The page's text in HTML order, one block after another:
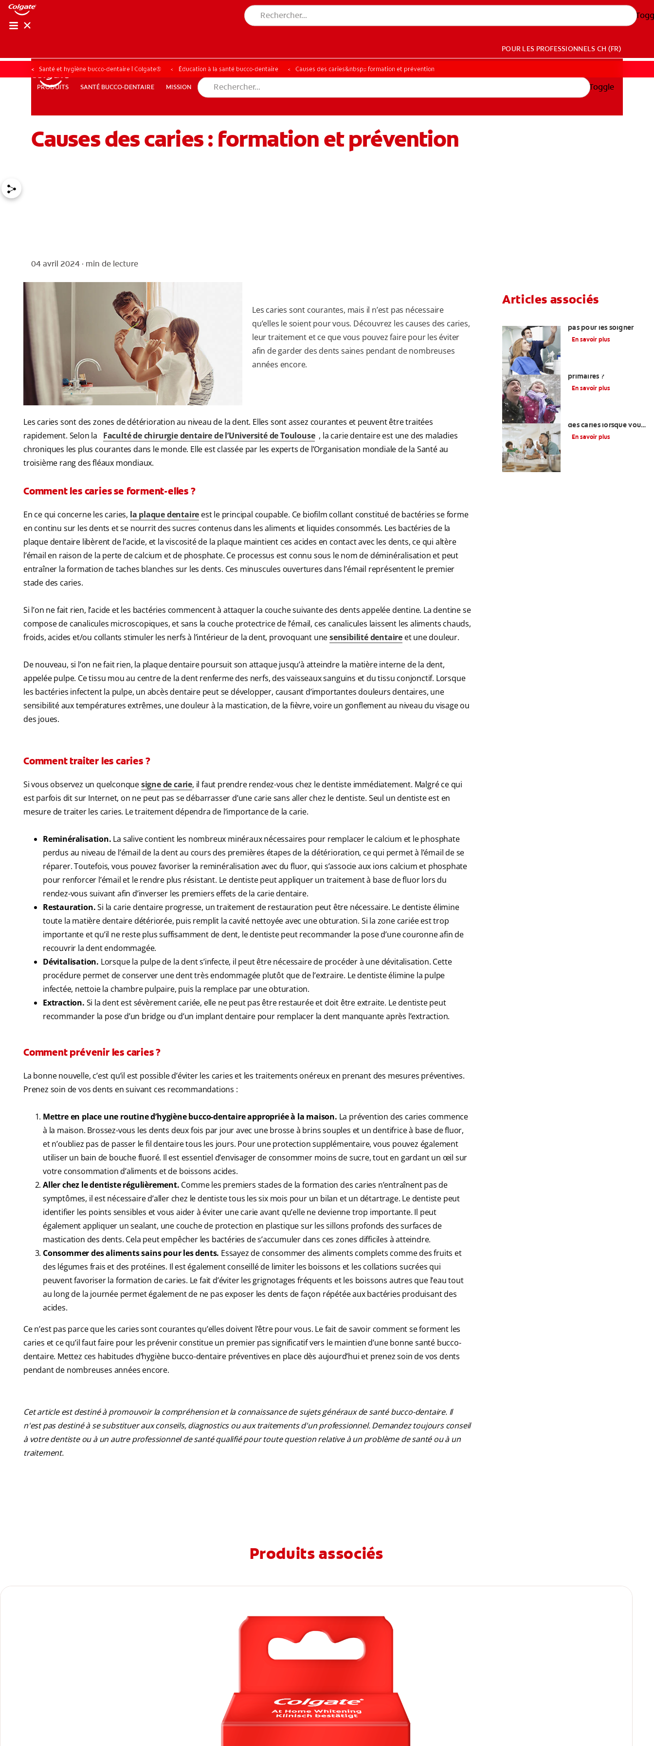
PRODUITS SANTÉ BUCCO-DENTAIRE MISSION
POUR LES PROFESSIONNELS CH (FR)
POUR LES PROFESSIONNELS CH (FR)
PRODUITS SANTÉ BUCCO-DENTAIRE MISSION Toggle
Santé et hygiène bucco-dentaire | Colgate® Éducation à la santé bucco-dentaire Causes des caries&nbsp;: formation et prévention
Causes des caries : formation et prévention
04 avril 2024 · min de lecture
Les caries sont courantes, mais il n’est pas nécessaire
qu’elles le soient pour vous. Découvrez les causes des caries,
leur traitement et ce que vous pouvez faire pour les éviter
afin de garder des dents saines pendant de nombreuses
années encore.
Les caries sont des zones de détérioration au niveau de la dent. Elles sont assez courantes et peuvent être traitées
rapidement. Selon la
Faculté de chirurgie dentaire de l’Université de Toulouse , la carie dentaire est une des maladies
chroniques les plus courantes dans le monde. Elle est classée par les experts de l’Organisation mondiale de la Santé au
troisième rang des fléaux mondiaux.
Comment les caries se forment-elles ?
En ce qui concerne les caries, la plaque dentaire est le principal coupable. Ce biofilm collant constitué de bactéries se forme
en continu sur les dents et se nourrit des sucres contenus dans les aliments et liquides consommés. Les bactéries de la
plaque dentaire libèrent de l’acide, et la viscosité de la plaque maintient ces acides en contact avec les dents, ce qui altère
l’émail en raison de la perte de calcium et de phosphate. Ce processus est connu sous le nom de déminéralisation et peut
entraîner la formation de taches blanches sur les dents. Ces minuscules ouvertures dans l’émail représentent le premier
stade des caries.
Si l’on ne fait rien, l’acide et les bactéries commencent à attaquer la couche suivante des dents appelée dentine. La dentine se
compose de canalicules microscopiques, et sans la couche protectrice de l’émail, ces canalicules laissent les aliments chauds,
froids, acides et/ou collants stimuler les nerfs à l’intérieur de la dent, provoquant unesensibilité dentaire et une douleur.
De nouveau, si l’on ne fait rien, la plaque dentaire poursuit son attaque jusqu’à atteindre la matière interne de la dent,
appelée pulpe. Ce tissu mou au centre de la dent renferme des nerfs, des vaisseaux sanguins et du tissu conjonctif. Lorsque
les bactéries infectent la pulpe, un abcès dentaire peut se développer, causant d’importantes douleurs dentaires, une
sensibilité aux températures extrêmes, une douleur à la mastication, de la fièvre, voire un gonflement au niveau du visage ou
des joues.
Comment traiter les caries ?
Si vous observez un quelconquesigne de carie, il faut prendre rendez-vous chez le dentiste immédiatement. Malgré ce qui
est parfois dit sur Internet, on ne peut pas se débarrasser d’une carie sans aller chez le dentiste. Seul un dentiste est en
mesure de traiter les caries. Le traitement dépendra de l’importance de la carie.
Reminéralisation. La salive contient les nombreux minéraux nécessaires pour remplacer le calcium et le phosphate
perdus au niveau de l’émail de la dent au cours des premières étapes de la détérioration, ce qui permet à l’émail de se
réparer. Toutefois, vous pouvez favoriser la reminéralisation avec du fluor, qui s’associe aux ions calcium et phosphate
pour renforcer l’émail et le rendre plus résistant. Le dentiste peut appliquer un traitement à base de fluor lors du
rendez-vous suivant afin d’inverser les premiers effets de la carie dentaire.
Restauration.Si la carie dentaire progresse, un traitement de restauration peut être nécessaire. Le dentiste élimine
toute la matière dentaire détériorée, puis remplit la cavité nettoyée avec une obturation. Si la zone cariée est trop
importante et qu’il ne reste plus suffisamment de dent, le dentiste peut recommander la pose d’une couronne afin de
recouvrir la dent endommagée.
Dévitalisation. Lorsque la pulpe de la dent s’infecte, il peut être nécessaire de procéder à une dévitalisation. Cette
procédure permet de conserver une dent très endommagée plutôt que de l’extraire. Le dentiste élimine la pulpe
infectée, nettoie la chambre pulpaire, puis la remplace par une obturation.
Extraction. Si la dent est sévèrement cariée, elle ne peut pas être restaurée et doit être extraite. Le dentiste peut
recommander la pose d’un bridge ou d’un implant dentaire pour remplacer la dent manquante après l’extraction.
Comment prévenir les caries ?
La bonne nouvelle, c’est qu’il est possible d’éviter les caries et les traitements onéreux en prenant des mesures préventives.
Prenez soin de vos dents en suivant ces recommandations :
Mettre en place une routine d’hygiène bucco-dentaire appropriée à la maison. La prévention des caries commence
à la maison. Brossez-vous les dents deux fois par jour avec une brosse à brins souples et un dentifrice à base de fluor,
et n’oubliez pas de passer le fil dentaire tous les jours. Pour une protection supplémentaire, vous pouvez également
utiliser un bain de bouche fluoré. Il est essentiel d’envisager de consommer moins de sucre, tout en gardant un œil sur
votre consommation d’aliments et de boissons acides.
Aller chez le dentiste régulièrement. Comme les premiers stades de la formation des caries n’entraînent pas de
symptômes, il est nécessaire d’aller chez le dentiste tous les six mois pour un bilan et un détartrage. Le dentiste peut
identifier les points sensibles et vous aider à éviter une carie avant qu’elle ne devienne trop importante. Il peut
également appliquer un sealant, une couche de protection en plastique sur les sillons profonds des surfaces de
mastication des dents. Cela peut empêcher les bactéries de s’accumuler dans ces zones difficiles à atteindre.
Consommer des aliments sains pour les dents. Essayez de consommer des aliments complets comme des fruits et
des légumes frais et des protéines. Il est également conseillé de limiter les boissons et les collations sucrées qui
peuvent favoriser la formation de caries. Le fait d’éviter les grignotages fréquents et les boissons autres que l’eau tout
au long de la journée permet également de ne pas exposer les dents de façon répétée aux bactéries produisant des
acides.
Ce n’est pas parce que les caries sont courantes qu’elles doivent l’être pour vous. Le fait de savoir comment se forment les
caries et ce qu’il faut faire pour les prévenir constitue un premier pas significatif vers le maintien d’une bonne santé bucco-
dentaire. Mettez ces habitudes d’hygiène bucco-dentaire préventives en place dès aujourd’hui et prenez soin de vos dents
pendant de nombreuses années encore.
Cet article est destiné à promouvoir la compréhension et la connaissance de sujets généraux de santé bucco-dentaire. Il
n'est pas destiné à se substituer aux conseils, diagnostics ou aux traitements d'un professionnel. Demandez toujours conseil
à votre dentiste ou à un autre professionnel de santé qualifié pour toute question relative à un problème de santé ou à un
traitement.
Articles associés
pas pour les soigner
En savoir plus
primaires ?
En savoir plus
des caries lorsque vous
êtes amateur de
sucreries ?
En savoir plus
Produits associés